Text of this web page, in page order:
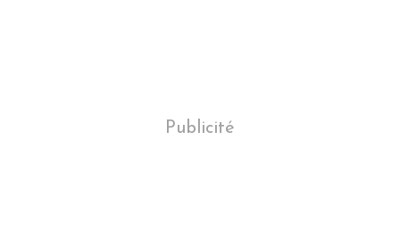
Publicité